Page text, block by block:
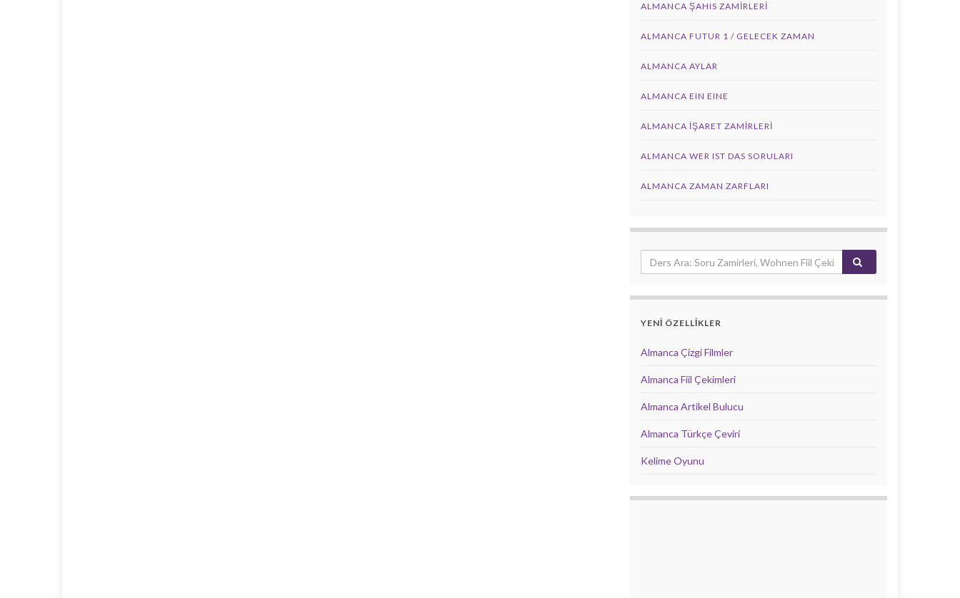
ALMANCA ŞAHIS ZAMIRLERI
ALMANCA FUTUR 1 / GELECEK ZAMAN
ALMANCA AYLAR
ALMANCA EIN EINE
ALMANCA İŞARET ZAMIRLERI
ALMANCA WER IST DAS SORULARI
ALMANCA ZAMAN ZARFLARI
YENİ ÖZELLİKLER
Almanca Çizgi Filmler
Almanca Fiil Çekimleri
Almanca Artikel Bulucu
Almanca Türkçe Çeviri
Kelime Oyunu